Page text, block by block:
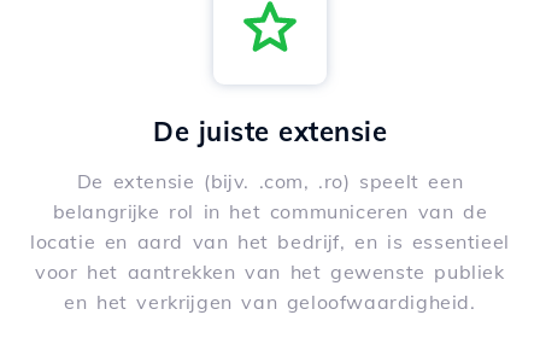
De juiste extensie
De extensie (bijv. .com, .ro) speelt een
belangrijke rol in het communiceren van de
locatie en aard van het bedrijf, en is essentieel
voor het aantrekken van het gewenste publiek
en het verkrijgen van geloofwaardigheid.